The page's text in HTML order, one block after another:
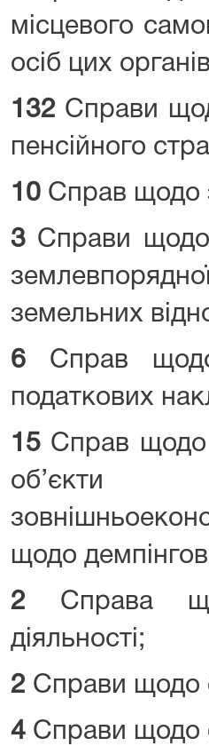
місцевого
осіб цих
132 Справи
пенсійного
10 Справ щодо
3 Справи щодо
земельних
6 Справ
податкових
15 Справ щодо
об’єкти
щодо
2 Справа
діяльності;
2 Справи щодо
4 Справи щодо